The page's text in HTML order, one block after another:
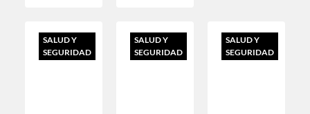
SALUD Y
SEGURIDAD
SALUD Y
SEGURIDAD
SALUD Y
SEGURIDAD